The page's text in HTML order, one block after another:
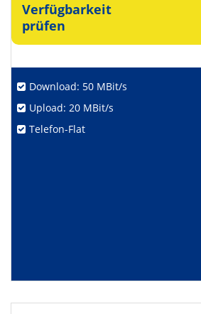
Verfügbarkeit
prüfen
Download: 50 MBit/s
Upload: 20 MBit/s
Telefon-Flat